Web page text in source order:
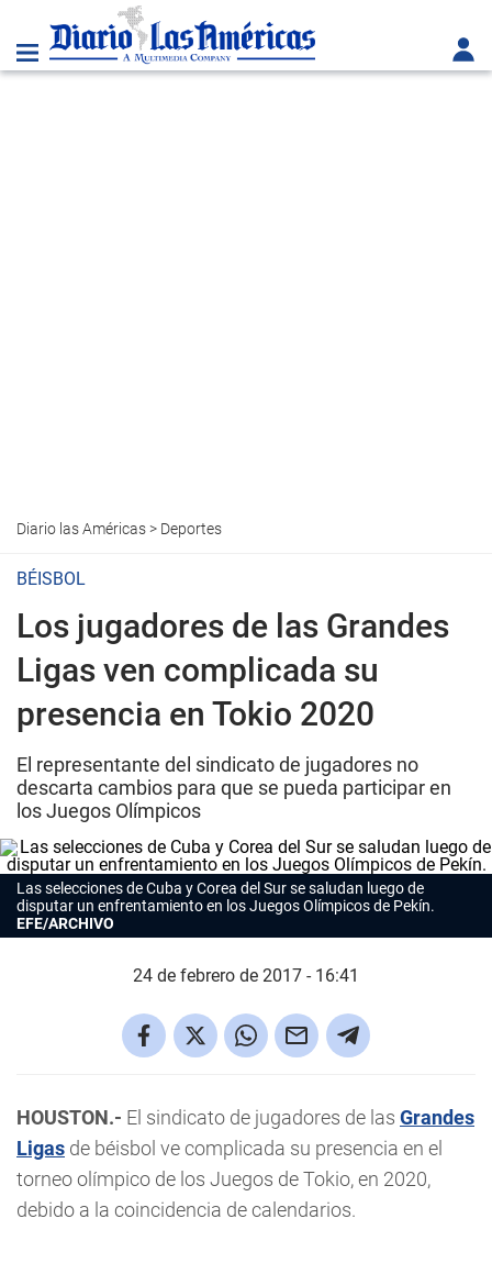
Diario las Américas> Deportes
BÉISBOL
Los jugadores de las Grandes
Ligas ven complicada su
presencia en Tokio 2020
El representante del sindicato de jugadores no
descarta cambios para que se pueda participar en
los Juegos Olímpicos
Las selecciones de Cuba y Corea del Sur se saludan luego de
disputar un enfrentamiento en los Juegos Olímpicos de Pekín.
EFE/ARCHIVO
24 de febrero de 2017 - 16:41
HOUSTON.- El sindicato de jugadores de las Grandes
Ligas de béisbol ve complicada su presencia en el
torneo olímpico de los Juegos de Tokio, en 2020,
debido a la coincidencia de calendarios.